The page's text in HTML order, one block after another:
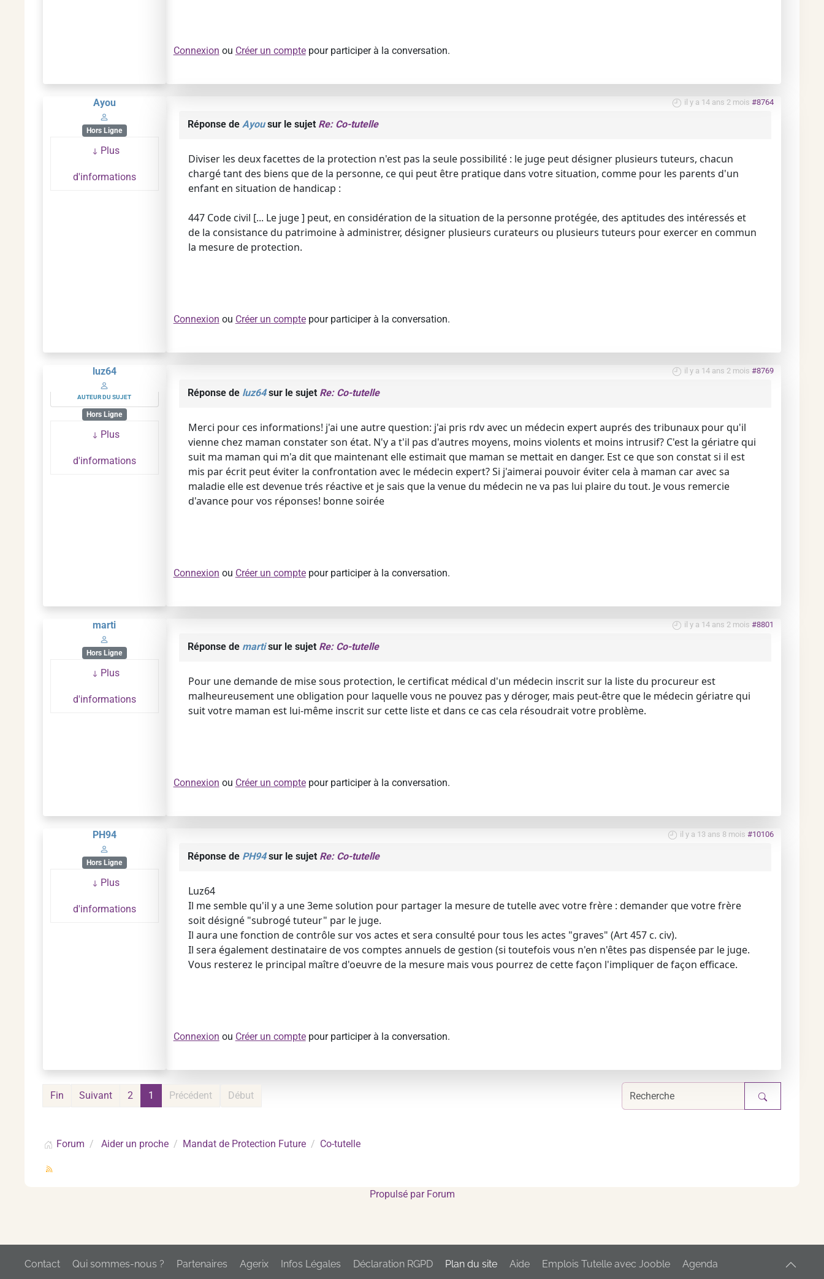
Connexion ou Créer un comptepour participer à la conversation.
Ayou
Hors Ligne
Plus
d'informations
il y a 14 ans 2 mois #8764
Réponse de Ayousur le sujet Re: Co-tutelle
Diviser les deux facettes de la protection n'est pas la seule possibilité : le juge peut désigner plusieurs tuteurs, chacun
chargé tant des biens que de la personne, ce qui peut être pratique dans votre situation, comme pour les parents d'un
enfant en situation de handicap :
447 Code civil [... Le juge ] peut, en considération de la situation de la personne protégée, des aptitudes des intéressés et
de la consistance du patrimoine à administrer, désigner plusieurs curateurs ou plusieurs tuteurs pour exercer en commun
la mesure de protection.
Connexion ou Créer un comptepour participer à la conversation.
luz64
AUTEUR DU SUJET
Hors Ligne
Plus
d'informations
il y a 14 ans 2 mois #8769
Réponse de luz64sur le sujet Re: Co-tutelle
Merci pour ces informations! j'ai une autre question: j'ai pris rdv avec un médecin expert auprés des tribunaux pour qu'il
vienne chez maman constater son état. N'y a t'il pas d'autres moyens, moins violents et moins intrusif? C'est la gériatre qui
suit ma maman qui m'a dit que maintenant elle estimait que maman se mettait en danger. Est ce que son constat si il est
mis par écrit peut éviter la confrontation avec le médecin expert? Si j'aimerai pouvoir éviter cela à maman car avec sa
maladie elle est devenue trés réactive et je sais que la venue du médecin ne va pas lui plaire du tout. Je vous remercie
d'avance pour vos réponses! bonne soirée
Connexion ou Créer un comptepour participer à la conversation.
marti
Hors Ligne
Plus
d'informations
il y a 14 ans 2 mois #8801
Réponse de martisur le sujet Re: Co-tutelle
Pour une demande de mise sous protection, le certificat médical d'un médecin inscrit sur la liste du procureur est
malheureusement une obligation pour laquelle vous ne pouvez pas y déroger, mais peut-être que le médecin gériatre qui
suit votre maman est lui-même inscrit sur cette liste et dans ce cas cela résoudrait votre problème.
Connexion ou Créer un comptepour participer à la conversation.
PH94
Hors Ligne
Plus
d'informations
il y a 13 ans 8 mois #10106
Réponse de PH94sur le sujet Re: Co-tutelle
Luz64
Il me semble qu'il y a une 3eme solution pour partager la mesure de tutelle avec votre frère : demander que votre frère
soit désigné "subrogé tuteur" par le juge.
Il aura une fonction de contrôle sur vos actes et sera consulté pour tous les actes "graves" (Art 457 c. civ).
Il sera également destinataire de vos comptes annuels de gestion (si toutefois vous n'en n'êtes pas dispensée par le juge.
Vous resterez le principal maître d'oeuvre de la mesure mais vous pourrez de cette façon l'impliquer de façon efficace.
Connexion ou Créer un comptepour participer à la conversation.
Début
Précédent
1
2
Suivant
Fin
Forum Aider un proche Mandat de Protection Future Co-tutelle
Propulsé par Forum
Contact Qui sommes-nous ? Partenaires Agerix Infos Légales Déclaration RGPD Plan du site Aide Emplois Tutelle avec Jooble Agenda